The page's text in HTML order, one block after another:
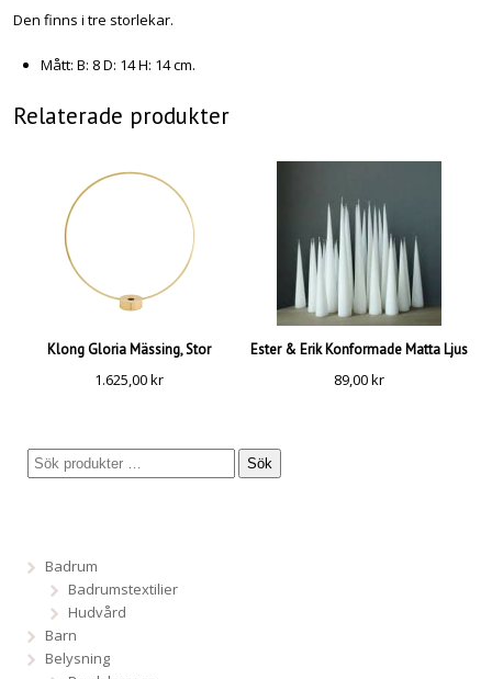
Den finns i tre storlekar.
Mått: B: 8 D: 14 H: 14 cm.
Relaterade produkter
Klong Gloria Mässing, Stor
1.625,00kr
Ester & Erik Konformade Matta Ljus
89,00kr
Sök
Badrum
Badrumstextilier
Hudvård
Barn
Belysning